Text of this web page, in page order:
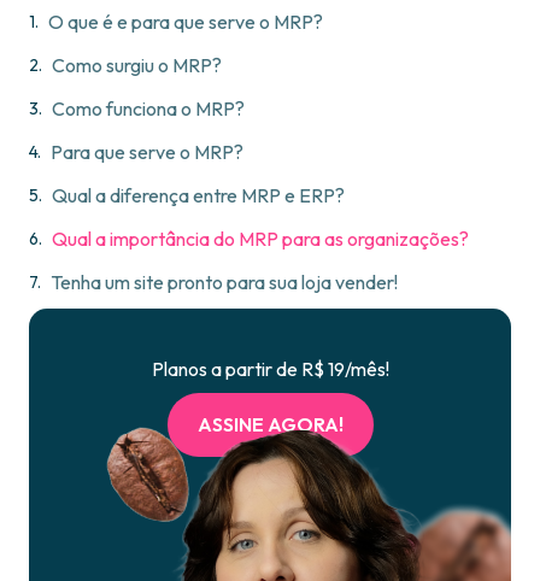
O que é e para que serve o MRP?
Como surgiu o MRP?
Como funciona o MRP?
Para que serve o MRP?
Qual a diferença entre MRP e ERP?
Qual a importância do MRP para as organizações?
Tenha um site pronto para sua loja vender!
Planos a partir de R$ 19/mês!
ASSINE AGORA!